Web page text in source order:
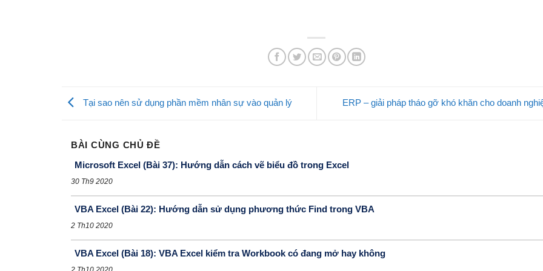
Tại sao nên sử dụng phần mềm nhân sự vào quản lý ERP – giải pháp tháo gỡ khó khăn cho doanh
BÀI CÙNG CHỦ ĐỀ
Microsoft Excel (Bài 37): Hướng dẫn cách vẽ biểu đồ trong Excel
30 Th9 2020
VBA Excel (Bài 22): Hướng dẫn sử dụng phương thức Find trong VBA
2 Th10 2020
VBA Excel (Bài 18): VBA Excel kiểm tra Workbook có đang mở hay không